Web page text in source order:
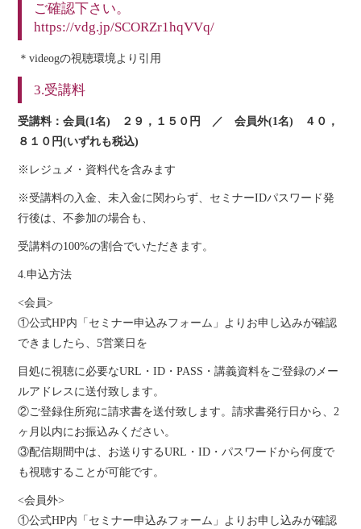
ご確認下さい。
https://vdg.jp/SCORZr1hqVVq/
＊videogの視聴環境より引用
3.受講料
受講料：会員(1名) ２９，１５０円 ／ 会員外(1名) ４０，
８１０円(いずれも税込)
※レジュメ・資料代を含みます
※受講料の入金、未入金に関わらず、セミナーIDパスワード発
行後は、不参加の場合も、
受講料の100%の割合でいただきます。
4.申込方法
<会員>
①公式HP内「セミナー申込みフォーム」よりお申し込みが確認
できましたら、5営業日を
目処に視聴に必要なURL・ID・PASS・講義資料をご登録のメー
ルアドレスに送付致します。
②ご登録住所宛に請求書を送付致します。請求書発行日から、2
ヶ月以内にお振込みください。
③配信期間中は、お送りするURL・ID・パスワードから何度で
も視聴することが可能です。
<会員外>
①公式HP内「セミナー申込みフォーム」よりお申し込みが確認